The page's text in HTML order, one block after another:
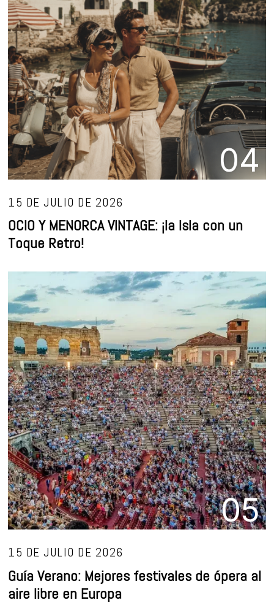
04
15 DE JULIO DE 2026
OCIO Y MENORCA VINTAGE: ¡la Isla con un
Toque Retro!
05
15 DE JULIO DE 2026
Guía Verano: Mejores festivales de ópera al
aire libre en Europa